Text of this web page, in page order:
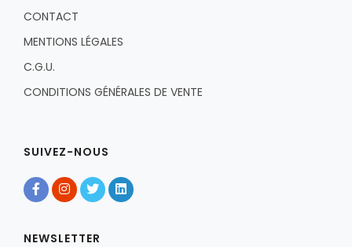
CONTACT
MENTIONS LÉGALES
C.G.U.
CONDITIONS GÉNÉRALES DE VENTE
SUIVEZ-NOUS
NEWSLETTER